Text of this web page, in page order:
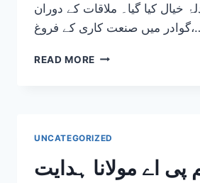
خیال کیا گیا۔ ملاقات کے دوران
کے فروغ،…
READ MORE ایم
کا
GIEDA
UNCATEGORIZED
پی اے مولانا ہدایت